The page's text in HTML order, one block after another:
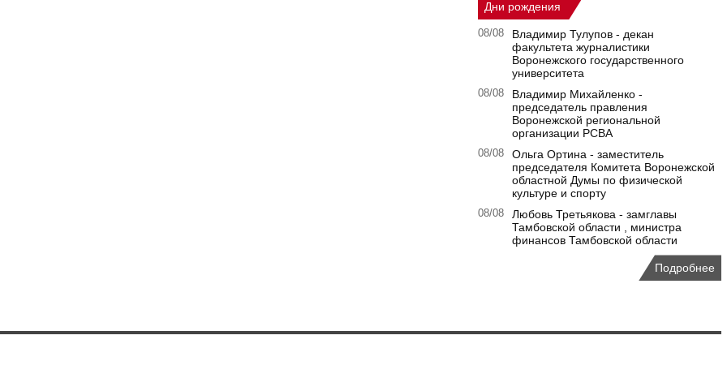
Дни рождения
08/08
Владимир Тулупов - декан
факультета журналистики
Воронежского государственного
университета
08/08
Владимир Михайленко -
председатель правления
Воронежской региональной
организации РСВА
08/08
Ольга Ортина - заместитель
председателя Комитета Воронежской
областной Думы по физической
культуре и спорту
08/08
Любовь Третьякова - замглавы
Тамбовской области , министра
финансов Тамбовской области
Подробнее